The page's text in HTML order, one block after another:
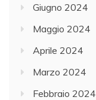
Giugno 2024
Maggio 2024
Aprile 2024
Marzo 2024
Febbraio 2024